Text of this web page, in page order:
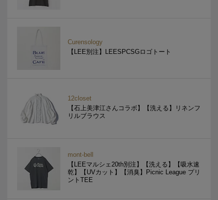
Curensology
【LEE別注】LEESPCSGロゴトート
12closet
【石上美津江さんコラボ】【洗える】リネンフ
リルブラウス
mont-bell
【LEEマルシェ20th別注】【洗える】【吸水速
乾】【UVカット】【消臭】Picnic League プリ
ントTEE